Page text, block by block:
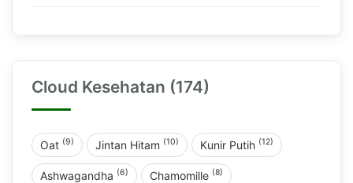
Cloud Kesehatan (174)
Oat (9) Jintan Hitam (10) Kunir Putih (12)
Ashwagandha (6) Chamomille (8)